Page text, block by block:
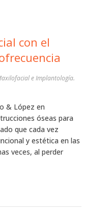
con el
e Implantología.
& López en
óseas para
que cada vez
y estética en las
veces, al perder